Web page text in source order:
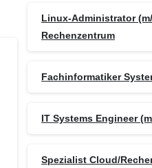
Linux-Administrator
Rechenzentrum
Fachinformatiker
IT Systems Engineer
Spezialist Cloud/